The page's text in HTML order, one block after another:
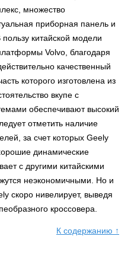
множество
приборная панель и
китайской модели
Volvo, благодаря
качественный
которого изготовлена из
вкупе с
обеспечивают высокий
отметить наличие
за счет которых Geely
динамические
с другими китайскими
неэкономичными. Но и
скоро нивелирует, выведя
кроссовера.
К содержанию ↑